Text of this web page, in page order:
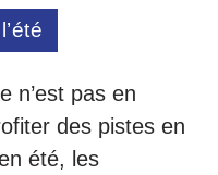
n’est pas en
des pistes en
été, les